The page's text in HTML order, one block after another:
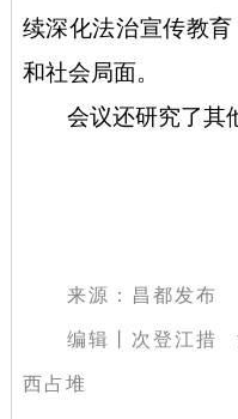
续深化法治宣传教
和社会局面。
会议还研究了其
来源：昌都发布
编辑丨次登江措
西占堆